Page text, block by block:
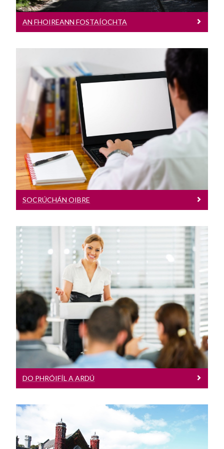
Roghnaigh Iarchéim
Fáilte chuig an Oifig Párolla & Costas
AN FHOIREANN FOSTAÍOCHTA
Socrúchán Oibre
Clár Taithí Gairmiúla (PEP) Ollscoil na
Gaillimhe
SOCRÚCHÁN OIBRE
Do Phróifíl A Ardú
Fostóirí - ardaigh do phróifíl ar an
gcampas
DO PHRÓIFÍL A ARDÚ